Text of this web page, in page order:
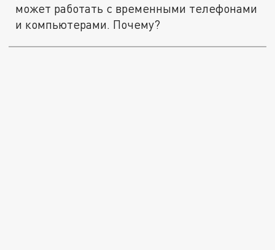
может работать с временными телефонами
и компьютерами. Почему?